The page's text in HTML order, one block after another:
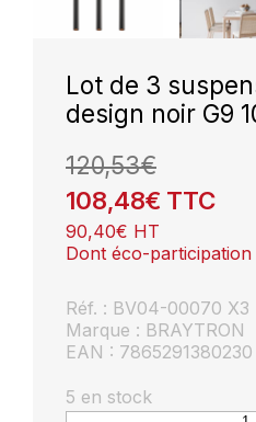
Lot de 3
design noir G9
120,53€
108,48€ TTC
90,40€ HT
Dont éco-participation
Réf. : BV04-00070 X3
Marque : BRAYTRON
EAN : 7865291380230
5 en stock